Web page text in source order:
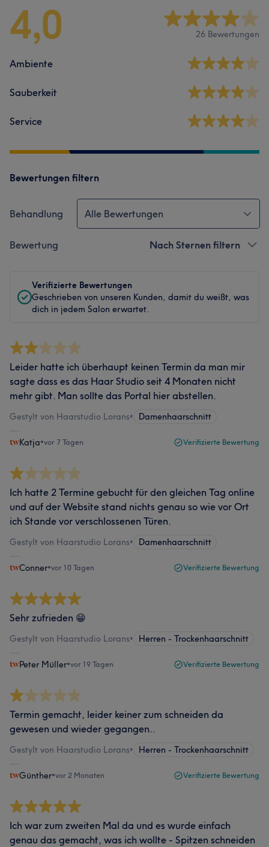
4,0 26 Bewertungen
Ambiente
Sauberkeit
Service
Bewertungen filtern
Behandlung Alle Bewertungen
Bewertung Nach Sternen filtern
Verifizierte Bewertungen
Geschrieben von unseren Kunden, damit du weißt, was
dich in jedem Salon erwartet.
Leider hatte ich überhaupt keinen Termin da man mir
sagte dass es das Haar Studio seit 4 Monaten nicht
mehr gibt. Man sollte das Portal hier abstellen.
Gestylt von Haarstudio Lorans• Damenhaarschnitt
Katja•vor 7 Tagen Verifizierte Bewertung
Ich hatte 2 Termine gebucht für den gleichen Tag online
und auf der Website stand nichts genau so wie vor Ort
ich Stande vor verschlossenen Türen.
Gestylt von Haarstudio Lorans• Damenhaarschnitt
Conner•vor 10 Tagen Verifizierte Bewertung
Sehr zufrieden 😁
Gestylt von Haarstudio Lorans• Herren - Trockenhaarschnitt
Peter Müller•vor 19 Tagen Verifizierte Bewertung
Termin gemacht, leider keiner zum schneiden da
gewesen und wieder gegangen..
Gestylt von Haarstudio Lorans• Herren - Trockenhaarschnitt
Günther•vor 2 Monaten Verifizierte Bewertung
Ich war zum zweiten Mal da und es wurde einfach
genau das gemacht, was ich wollte - Spitzen schneiden